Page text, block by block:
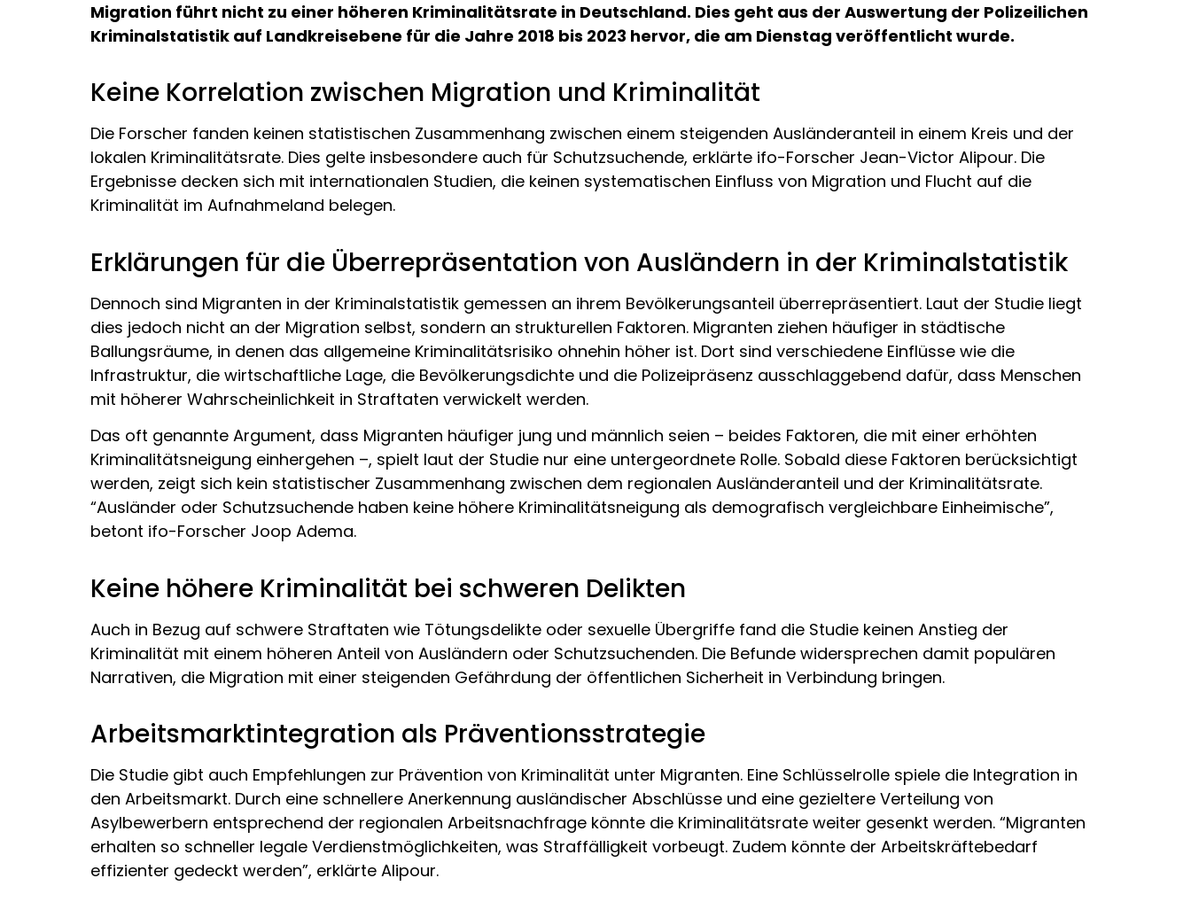
Migration führt nicht zu einer höheren Kriminalitätsrate in Deutschland. Dies geht aus der Auswertung der Polizeilichen
Kriminalstatistik auf Landkreisebene für die Jahre 2018 bis 2023 hervor, die am Dienstag veröffentlicht wurde.
Keine Korrelation zwischen Migration und Kriminalität
Die Forscher fanden keinen statistischen Zusammenhang zwischen einem steigenden Ausländeranteil in einem Kreis und der
lokalen Kriminalitätsrate. Dies gelte insbesondere auch für Schutzsuchende, erklärte ifo-Forscher Jean-Victor Alipour. Die
Ergebnisse decken sich mit internationalen Studien, die keinen systematischen Einfluss von Migration und Flucht auf die
Kriminalität im Aufnahmeland belegen.
Erklärungen für die Überrepräsentation von Ausländern in der Kriminalstatistik
Dennoch sind Migranten in der Kriminalstatistik gemessen an ihrem Bevölkerungsanteil überrepräsentiert. Laut der Studie liegt
dies jedoch nicht an der Migration selbst, sondern an strukturellen Faktoren. Migranten ziehen häufiger in städtische
Ballungsräume, in denen das allgemeine Kriminalitätsrisiko ohnehin höher ist. Dort sind verschiedene Einflüsse wie die
Infrastruktur, die wirtschaftliche Lage, die Bevölkerungsdichte und die Polizeipräsenz ausschlaggebend dafür, dass Menschen
mit höherer Wahrscheinlichkeit in Straftaten verwickelt werden.
Das oft genannte Argument, dass Migranten häufiger jung und männlich seien – beides Faktoren, die mit einer erhöhten
Kriminalitätsneigung einhergehen –, spielt laut der Studie nur eine untergeordnete Rolle. Sobald diese Faktoren berücksichtigt
werden, zeigt sich kein statistischer Zusammenhang zwischen dem regionalen Ausländeranteil und der Kriminalitätsrate.
“Ausländer oder Schutzsuchende haben keine höhere Kriminalitätsneigung als demografisch vergleichbare Einheimische”,
betont ifo-Forscher Joop Adema.
Keine höhere Kriminalität bei schweren Delikten
Auch in Bezug auf schwere Straftaten wie Tötungsdelikte oder sexuelle Übergriffe fand die Studie keinen Anstieg der
Kriminalität mit einem höheren Anteil von Ausländern oder Schutzsuchenden. Die Befunde widersprechen damit populären
Narrativen, die Migration mit einer steigenden Gefährdung der öffentlichen Sicherheit in Verbindung bringen.
Arbeitsmarktintegration als Präventionsstrategie
Die Studie gibt auch Empfehlungen zur Prävention von Kriminalität unter Migranten. Eine Schlüsselrolle spiele die Integration in
den Arbeitsmarkt. Durch eine schnellere Anerkennung ausländischer Abschlüsse und eine gezieltere Verteilung von
Asylbewerbern entsprechend der regionalen Arbeitsnachfrage könnte die Kriminalitätsrate weiter gesenkt werden. “Migranten
erhalten so schneller legale Verdienstmöglichkeiten, was Straffälligkeit vorbeugt. Zudem könnte der Arbeitskräftebedarf
effizienter gedeckt werden”, erklärte Alipour.